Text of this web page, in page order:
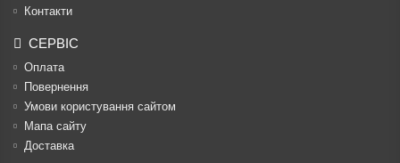
Контакти
СЕРВІС
Оплата
Повернення
Умови користування сайтом
Мапа сайту
Доставка